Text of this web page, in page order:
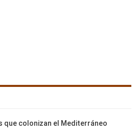
que colonizan el Mediterráneo